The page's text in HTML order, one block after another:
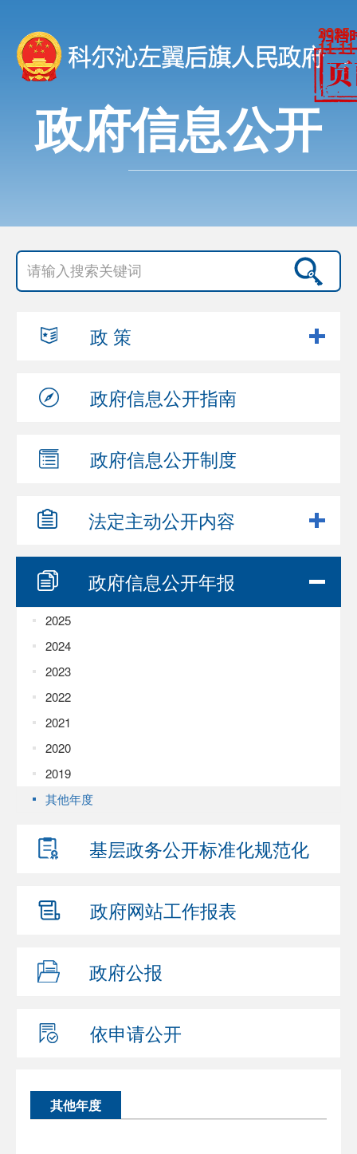
2025-
11-11
政府信息公开
政 策
政府信息公开指南
政府信息公开制度
法定主动公开内容
政府信息公开年报
2025
2024
2023
2022
2021
2020
2019
其他年度
基层政务公开标准化规范化
政府网站工作报表
政府公报
依申请公开
其他年度